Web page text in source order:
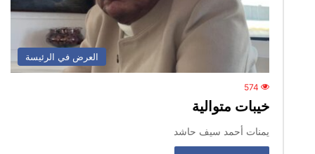
العرض في الرئيسة
574
خيبات متوالية
يمنات أحمد سيف حاشد